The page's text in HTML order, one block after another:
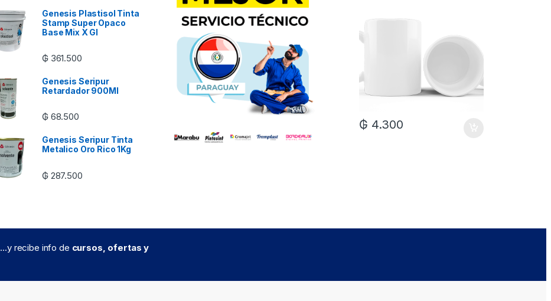
Genesis Plastisol Tinta
Stamp Super Opaco
Base Mix X Gl
₲ 361.500
Genesis Seripur
Retardador 900Ml
₲ 68.500
Genesis Seripur Tinta
Metalico Oro Rico 1Kg
₲ 287.500
₲ 4.300
...y recibe info de cursos, ofertas y